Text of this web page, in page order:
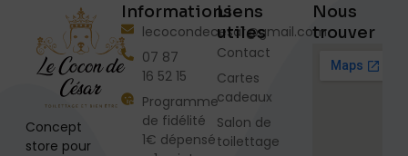
Concept
store pour
Informations
lecocondecesar@gmail.com
07 87
16 52 15
Programme
de fidélité
1€ dépensé
Liens
utiles
Contact
Cartes
cadeaux
Salon de
toilettage
Nous
trouver